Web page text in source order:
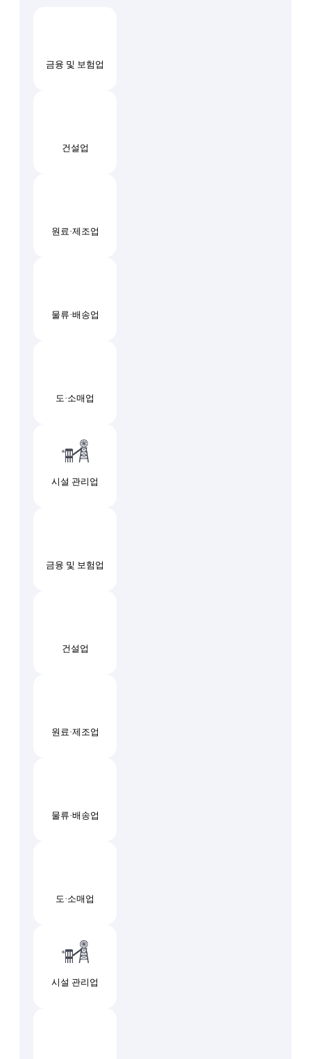
금융 및 보험업
건설업
원료·제조업
물류·배송업
도·소매업
시설 관리업
금융 및 보험업
건설업
원료·제조업
물류·배송업
도·소매업
시설 관리업